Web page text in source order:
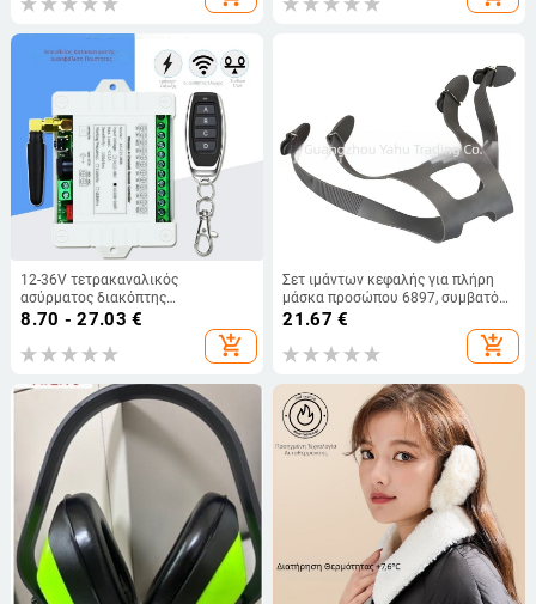
δακτυλικών αποτυπωμάτων
12-36V τετρακαναλικός
ασύρματος διακόπτης
τηλεχειρισμού με κωδικό
8.70 - 27.03 €
add_shopping_cart
Σετ ιμάντων κεφαλής για πλήρη
μάσκα προσώπου 6897, συμβατό
με 3M 6800
21.67 €
add_shopping_cart